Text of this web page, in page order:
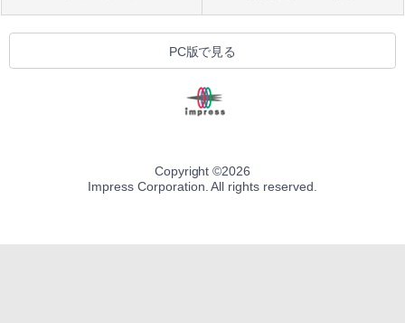
PC版で見る
Copyright ©2026
Impress Corporation. All rights reserved.